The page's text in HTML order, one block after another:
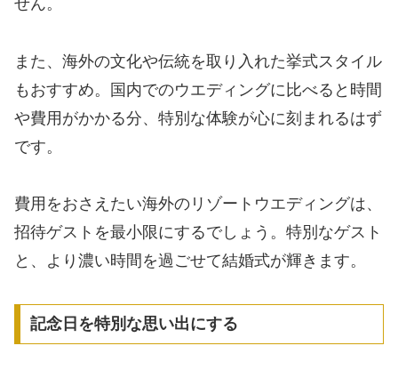
せん。
また、海外の文化や伝統を取り入れた挙式スタイル
もおすすめ。国内でのウエディングに比べると時間
や費用がかかる分、特別な体験が心に刻まれるはず
です。
費用をおさえたい海外のリゾートウエディングは、
招待ゲストを最小限にするでしょう。特別なゲスト
と、より濃い時間を過ごせて結婚式が輝きます。
記念日を特別な思い出にする